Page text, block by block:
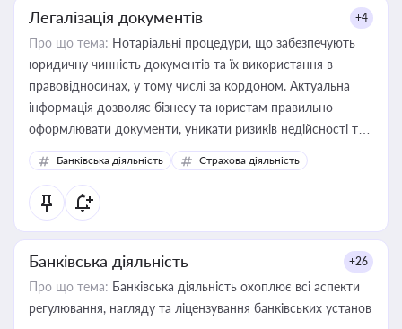
Легалізація документів +4
Про що тема: Нотаріальні процедури, що забезпечують
юридичну чинність документів та їх використання в
правовідносинах, у тому числі за кордоном. Актуальна
інформація дозволяє бізнесу та юристам правильно
оформлювати документи, уникати ризиків недійсності та
забезпечувати їх належне прийняття органами влади та
контрагентами
Банківська діяльність Страхова діяльність
Банківська діяльність +26
Про що тема: Банківська діяльність охоплює всі аспекти
регулювання, нагляду та ліцензування банківських установ